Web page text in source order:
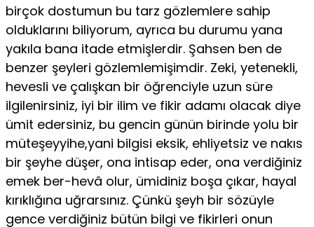
birçok dostumun bu tarz gözlemlere sahip
olduklarını biliyorum, ayrıca bu durumu yana
yakıla bana itade etmişlerdir. Şahsen ben de
benzer şeyleri gözlemlemişimdir. Zeki, yetenekli,
hevesli ve çalışkan bir öğrenciyle uzun süre
ilgilenirsiniz, iyi bir ilim ve fikir adamı olacak diye
ümit edersiniz, bu gencin günün birinde yolu bir
müteşeyyihe,yani bilgisi eksik, ehliyetsiz ve nakıs
bir şeyhe düşer, ona intisap eder, ona verdiğiniz
emek ber-hevâ olur, ümidiniz boşa çıkar, hayal
kırıklığına uğrarsınız. Çünkü şeyh bir sözüyle
gence verdiğiniz bütün bilgi ve fikirleri onun